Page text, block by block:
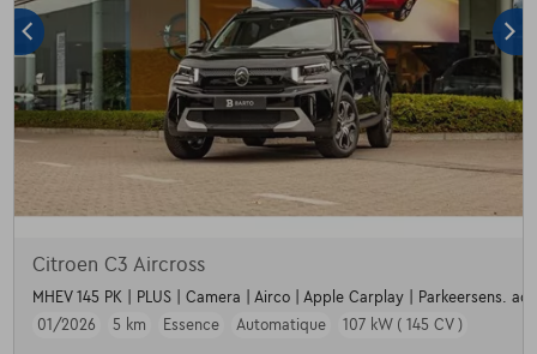
Citroen C3 Aircross
MHEV 145 PK | PLUS | Camera | Airco | Apple Carplay | Parkeersens.
01/2026
5 km Essence Automatique 107 kW ( 145 CV )